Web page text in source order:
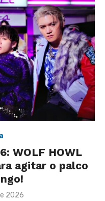
WOLF HOWL
agitar o palco
2026